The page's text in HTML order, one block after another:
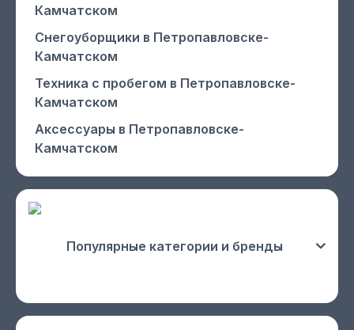
Камчатском
Снегоуборщики в Петропавловске-
Камчатском
Техника с пробегом в Петропавловске-
Камчатском
Аксессуары в Петропавловске-
Камчатском
Популярные категории и бренды